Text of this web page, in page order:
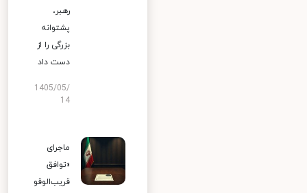
رهبر،
پشتوانه
بزرگی را از
دست داد
1405/05/
14
ماجرای
«توافق
قریب‌الوقو